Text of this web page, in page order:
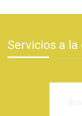
Servicios a